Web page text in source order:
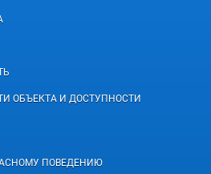
ОБЪЕКТА И ДОСТУПНОСТИ
ПОВЕДЕНИЮ